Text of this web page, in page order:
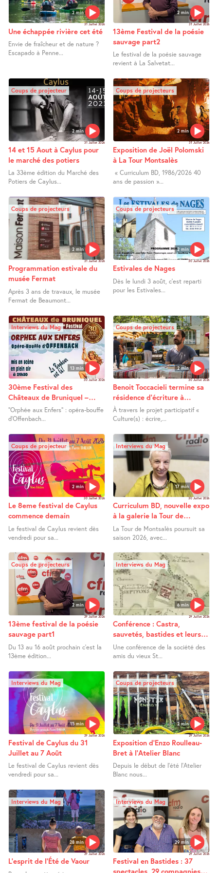
2 min
31 Juillet 2026
Une échappée rivière cet été
Envie de fraîcheur et de nature ?
Escapado à Penne...
2 min
31 Juillet 2026
13ème Festival de la poésie
sauvage part2
Le festival de la poésie sauvage
revient à La Salvetat...
2 min
Coups de projecteur
31 Juillet 2026
14 et 15 Aout à Caylus pour
le marché des potiers
La 33ème édition du Marché des
Potiers de Caylus...
2 min
Coups de projecteurs
31 Juillet 2026
Exposition de Joël Polomski
à La Tour Montsalès
« Curriculum BD, 1986/2026 40
ans de passion »...
2 min
Coups de projecteurs
31 Juillet 2026
Programmation estivale du
musée Fermat
Après 3 ans de travaux, le musée
Fermat de Beaumont...
2 min
Coups de projecteurs
30 Juillet 2026
Estivales de Nages
Dès le lundi 3 août, c’est reparti
pour les Estivales...
13 min
Interviews du Mag
30 Juillet 2026
30ème Festival des
Châteaux de Bruniquel –
Orphée aux Enfers
"Orphée aux Enfers" : opéra-bouffe
d’Offenbach...
2 min
Coups de projecteurs
30 Juillet 2026
Benoit Toccacieli termine sa
résidence d’écriture à
Lafrançaise
À travers le projet participatif «
Culture(s) : écrire,...
2 min
Coups de projecteur
30 Juillet 2026
Le 8eme festival de Caylus
commence demain
Le festival de Caylus revient dès
vendredi pour sa...
17 min
Interviews du Mag
30 Juillet 2026
Curriculum BD, nouvelle expo
à la galerie la Tour de
Montsalès
La Tour de Montsalès poursuit sa
saison 2026, avec...
2 min
Coups de projecteurs
29 Juillet 2026
13ème festival de la poésie
sauvage part1
Du 13 au 16 août prochain c’est la
13ème édition...
6 min
Interviews du Mag
29 Juillet 2026
Conférence : Castra,
sauvetés, bastides et leurs
extensions entre Bas Quercy
et Bas Rouergue
Une conférence de la société des
amis du vieux St...
15 min
Interviews du Mag
29 Juillet 2026
Festival de Caylus du 31
Juillet au 7 Août
Le festival de Caylus revient dès
vendredi pour sa...
2 min
Coups de projecteurs
29 Juillet 2026
Exposition d’Enzo Roulleau-
Bret à l’Atelier Blanc
Depuis le début de l’été l’Atelier
Blanc nous...
28 min
Interviews du Mag
29 Juillet 2026
L’esprit de l’Été de Vaour
29 min
Interviews du Mag
29 Juillet 2026
Festival en Bastides : 37